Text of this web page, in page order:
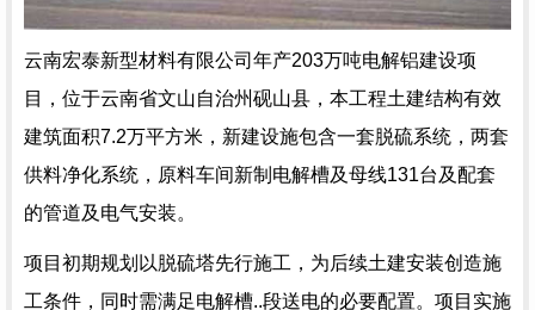
云南宏泰新型材料有限公司年产203万吨电解铝建设项
目，位于云南省文山自治州砚山县，本工程土建结构有效
建筑面积7.2万平方米，新建设施包含一套脱硫系统，两套
供料净化系统，原料车间新制电解槽及母线131台及配套
的管道及电气安装。
项目初期规划以脱硫塔先行施工，为后续土建安装创造施
工条件，同时需满足电解槽..段送电的必要配置。项目实施